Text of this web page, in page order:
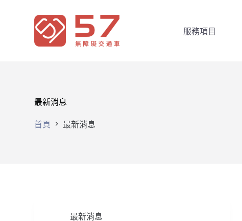
服務項目
最新消息
首頁 最新消息
最新消息